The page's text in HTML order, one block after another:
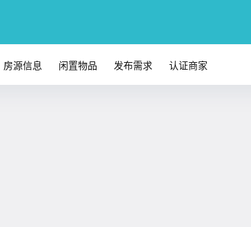
房源信息 闲置物品 发布需求 认证商家